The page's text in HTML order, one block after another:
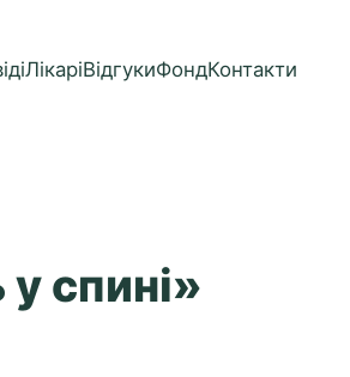
ЛікаріВідгукиФондКонтакти
спині»